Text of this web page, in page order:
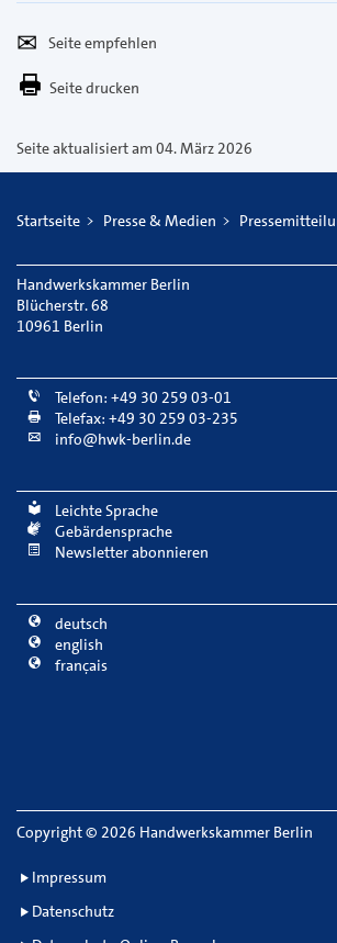
empfehlen
Per
E-
versenden
Seite drucken
Seite aktualisiert am 04. März 2026
Startseite Presse & Medien
Handwerkskammer Berlin
Blücherstr. 68
10961 Berlin
Telefon: +49 30 259 03-01
Telefax: +49 30 259 03-235
info@hwk-berlin.de
Leichte Sprache
Gebärdensprache
Newsletter abonnieren
deutsch
english
français
Copyright© 2026 Handwerkskammer Berlin
Impressum
Datenschutz